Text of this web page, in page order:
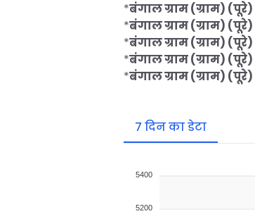
*बंगाल ग्राम (ग्राम) (पूरे)
*बंगाल ग्राम (ग्राम) (पूरे)
*बंगाल ग्राम (ग्राम) (पूरे)
*बंगाल ग्राम (ग्राम) (पूरे)
*बंगाल ग्राम (ग्राम) (पूरे)
7 दिन का डेटा
5400
5200